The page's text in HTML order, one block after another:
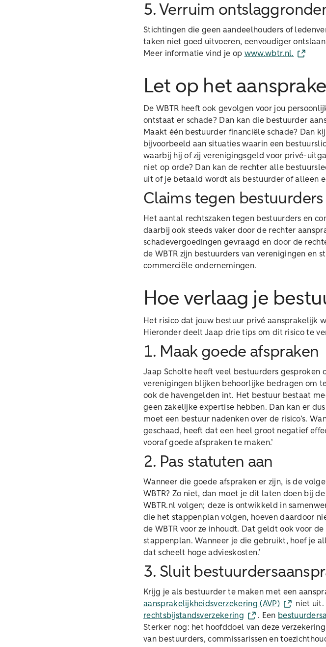
5. Verruim
Stichtingen die geen aandeelhouders of
taken niet goed uitvoeren, eenvoudiger
Meer informatie vind je op www.wbtr.nl.
Let op het
De WBTR heeft ook gevolgen voor jou
ontstaat er schade? Dan kan die bestuurder
Maakt één bestuurder financiële schade? Dan
bijvoorbeeld aan situaties waarin een
waarbij hij of zij verenigingsgeld voor privé-
niet op orde? Dan kan de rechter alle
uit of je betaald wordt als bestuurder of alleen
Claims tegen
Het aantal rechtszaken tegen bestuurders en
daarbij ook steeds vaker door de rechter
schadevergoedingen gevraagd en door de
de WBTR zijn bestuurders van verenigingen en
commerciële ondernemingen.
Hoe verlaag je
Het risico dat jouw bestuur privé aansprakelijk
Hieronder deelt Jaap drie tips om dit risico te
1. Maak goede afspraken
Jaap Scholte heeft veel bestuurders gesproken
verenigingen blijken behoorlijke bedragen om
ook de havengelden int. Het bestuur bestaat
geen zakelijke expertise hebben. Dan kan er
moet een bestuur nadenken over de risico’s.
geschaad, heeft dat een heel groot negatief
vooraf goede afspraken te maken.’
2. Pas statuten aan
Wanneer die goede afspraken er zijn, is de
WBTR? Zo niet, dan moet je dit laten doen bij
WBTR.nl volgen; deze is ontwikkeld in
die het stappenplan volgen, hoeven daardoor
de WBTR voor ze inhoudt. Dat geldt ook voor
stappenplan. Wanneer je die gebruikt, hoef je
dat scheelt hoge advieskosten.’
3. Sluit
Krijg je als bestuurder te maken met een
aansprakelijkheidsverzekering (AVP)
niet uit.
rechtsbijstandsverzekering
. Een
Sterker nog: het hoofddoel van deze
van bestuurders, commissarissen en